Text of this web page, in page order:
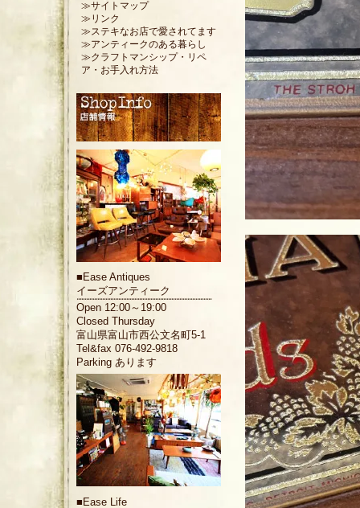
≫サイトマップ
≫リンク
≫ステキなお店で愛されてます
≫アンティークのある暮らし
≫クラフトマンシップ・リペ
ア・お手入れ方法
■ Ease Antiques
イーズアンティーク
Open 12:00～19:00
Closed Thursday
富山県富山市西公文名町5-1
Tel&fax 076-492-9818
Parking あります
■ Ease Life